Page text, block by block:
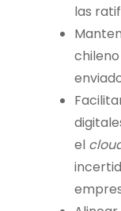
las
el